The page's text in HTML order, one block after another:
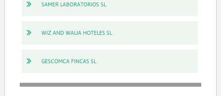
SAMER LABORATORIOS SL
WIZ AND WALIA HOTELES SL
GESCOMCA FINCAS SL